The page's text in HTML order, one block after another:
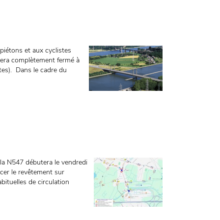
et aux cyclistes
complètement fermé à
Dans le cadre du
N547 débutera le vendredi
le revêtement sur
de circulation